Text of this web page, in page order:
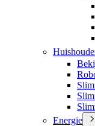
Energie